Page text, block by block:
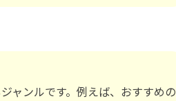
ャンルです。例えば、おすすめの